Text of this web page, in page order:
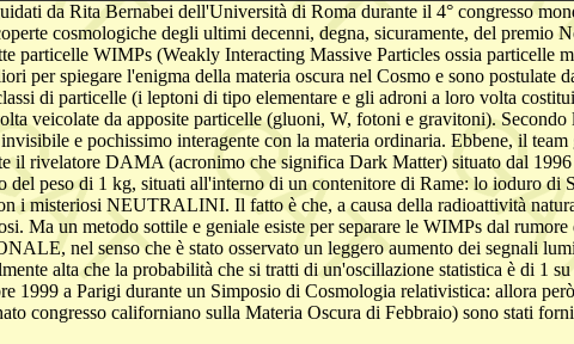
da Rita Bernabei dell'Università di Roma durante il 4° congresso
cosmologiche degli ultimi decenni, degna, sicuramente, del premio
WIMPs (Weakly Interacting Massive Particles ossia particelle
per spiegare l'enigma della materia oscura nel Cosmo e sono
di particelle (i leptoni di tipo elementare e gli adroni a loro volta
veicolate da apposite particelle (gluoni, W, fotoni e gravitoni).
e pochissimo interagente con la materia ordinaria. Ebbene, il
rivelatore DAMA (acronimo che significa Dark Matter) situato dal
peso di 1 kg, situati all'interno di un contenitore di Rame: lo ioduro di
i misteriosi NEUTRALINI. Il fatto è che, a causa della radioattività
Ma un metodo sottile e geniale esiste per separare le WIMPs dal
nel senso che è stato osservato un leggero aumento dei segnali
alta che la probabilità che si tratti di un'oscillazione statistica è di 1
a Parigi durante un Simposio di Cosmologia relativistica: allora
congresso californiano sulla Materia Oscura di Febbraio) sono stati